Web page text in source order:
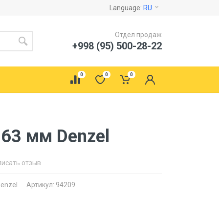
Language: RU
Отдел продаж
+998 (95) 500-28-22
0 0 0
мм Denzel
отзыв
Артикул: 94209